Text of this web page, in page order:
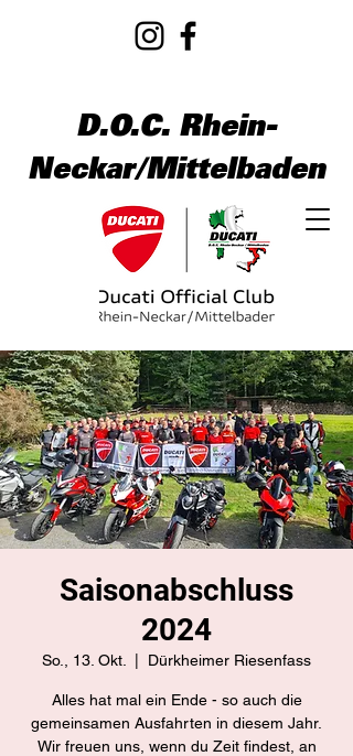
D.O.C. Rhein-
Neckar/Mittelbaden
Saisonabschluss
2024
So., 13. Okt. Dürkheimer Riesenfass
Alles hat mal ein Ende - so auch die
gemeinsamen Ausfahrten in diesem Jahr.
Wir freuen uns, wenn du Zeit findest, an